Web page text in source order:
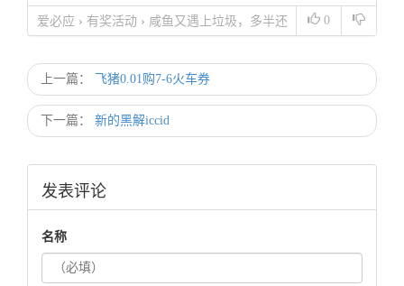
0
爱必应 › 有奖活动 › 咸鱼又遇上垃圾，多半还
上一篇： 飞猪0.01购7-6火车券
下一篇： 新的黑解iccid
发表评论
名称